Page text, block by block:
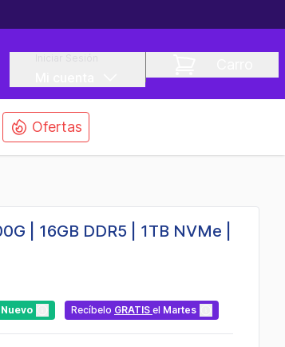
Ofertas
| 16GB DDR5 | 1TB NVMe |
Nuevo Recíbelo GRATIS el Martes